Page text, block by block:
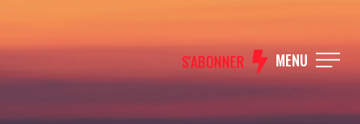
S'ABONNER MENU